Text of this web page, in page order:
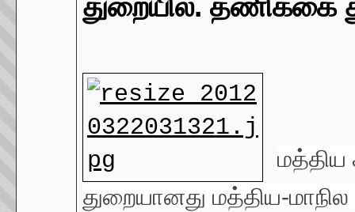
துறையானது மத்திய-மாநில